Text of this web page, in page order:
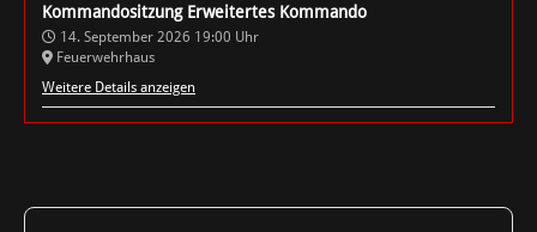
Kommandositzung Erweitertes Kommando
14. September 2026 19:00 Uhr
Feuerwehrhaus
Weitere Details anzeigen